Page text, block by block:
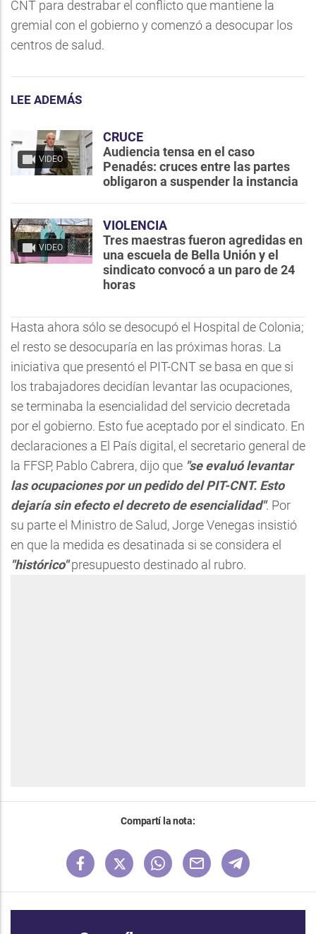
CNT para destrabar el conflicto que mantiene la
gremial con el gobierno y comenzó a desocupar los
centros de salud.
LEE ADEMÁS
VIDEO
CRUCE
Audiencia tensa en el caso
Penadés: cruces entre las partes
obligaron a suspender la instancia
VIDEO
VIOLENCIA
Tres maestras fueron agredidas en
una escuela de Bella Unión y el
sindicato convocó a un paro de 24
horas
Hasta ahora sólo se desocupó el Hospital de Colonia;
el resto se desocuparía en las próximas horas. La
iniciativa que presentó el PIT-CNT se basa en que si
los trabajadores decidían levantar las ocupaciones,
se terminaba la esencialidad del servicio decretada
por el gobierno. Esto fue aceptado por el sindicato. En
declaraciones a El País digital, el secretario general de
la FFSP, Pablo Cabrera, dijo que "se evaluó levantar
las ocupaciones por un pedido del PIT-CNT. Esto
dejaría sin efecto el decreto de esencialidad". Por
su parte el Ministro de Salud, Jorge Venegas insistió
en que la medida es desatinada si se considera el
"histórico"presupuesto destinado al rubro.
Compartí la nota: